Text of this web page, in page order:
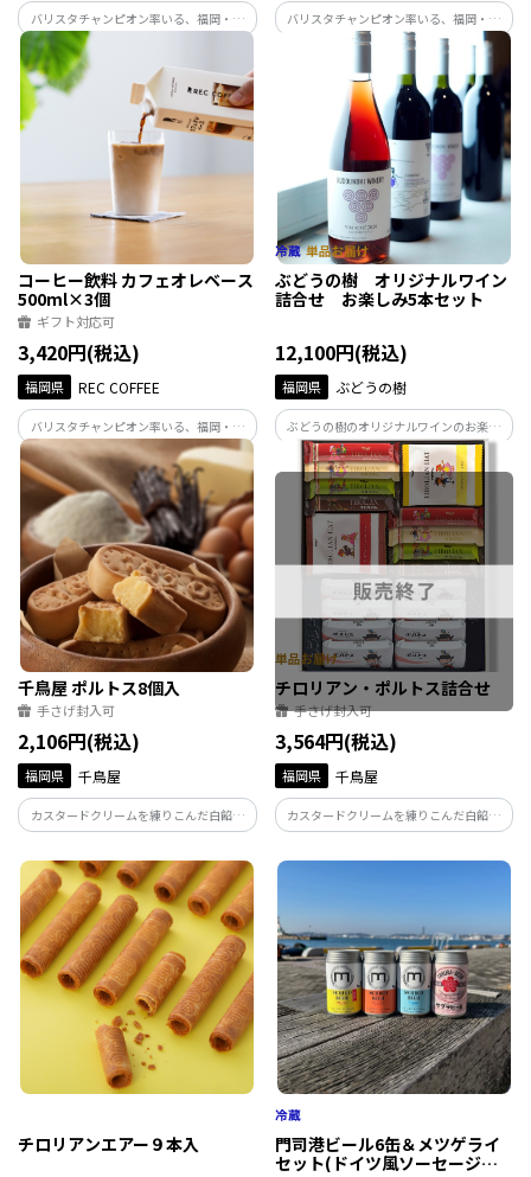
バリスタチャンピオン率いる、福岡・博
多発のスペシャルティコーヒー専門店。
バリスタの知恵と経験が詰まったこのコ
ーヒーバッグは、美味しいコーヒーを抽
出するために必要ないくつもの条件を解
決してあります。
バリスタチャンピオン率いる、福岡・博
多発のスペシャルティコーヒー専門店。
バリスタクオリティの本格的な「カフェ
オレ」をご自宅で楽しめるリキッドコー
ヒーと、お湯を注ぐだけの一杯取りのコ
ーヒーバッグのセット
コーヒー飲料 カフェオレベース
500ml×3個
ギフト対応可
3,420円(税込)
福岡県 REC COFFEE
バリスタチャンピオン率いる、福岡・博
多発のスペシャルティコーヒー専門店。
ミルクと合わせるだけでバリスタクオリ
ティの本格的な「カフェオレ」をご自宅
で簡単に楽しめる希釈用のリキッドコー
ヒーです。
ぶどうの樹 オリジナルワイン
詰合せ お楽しみ5本セット
12,100円(税込)
福岡県 ぶどうの樹
ぶどうの樹のオリジナルワインのお楽し
み５本セットです。通常￥15,000以上の
ラインナップを詰合せ致します。
千鳥屋 ポルトス8個入
手さげ封入可
2,106円(税込)
福岡県 千鳥屋
カスタードクリームを練りこんだ白餡を
生地で包んでしっとりと焼き上げた、ど
こか懐かしくて新しい博多銘菓。
チロリアン・ポルトス詰合せ
手さげ封入可
3,564円(税込)
福岡県 千鳥屋
カスタードクリームを練りこんだ白餡を
生地で包んでしっとりと焼き上げた、ど
こか懐かしくて新しい博多銘菓ポルトス
チロリアンエアー９本入
門司港ビール6缶＆メツゲライ
セット(ドイツ風ソーセージ・